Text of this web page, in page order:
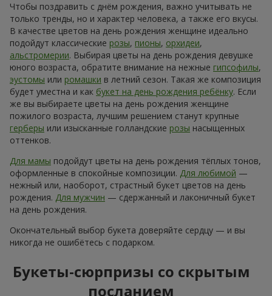
Чтобы поздравить с днём рождения, важно учитывать не
только тренды, но и характер человека, а также его вкусы.
В качестве цветов на день рождения женщине идеально
подойдут классические розы, пионы, орхидеи,
альстромерии. Выбирая цветы на день рождения девушке
юного возраста, обратите внимание на нежные гипсофилы,
эустомы или ромашки в летний сезон. Такая же композиция
будет уместна и как букет на день рождения ребёнку. Если
же вы выбираете цветы на день рождения женщине
пожилого возраста, лучшим решением станут крупные
герберы или изысканные голландские розы насыщенных
оттенков.
Для мамы подойдут цветы на день рождения тёплых тонов,
оформленные в спокойные композиции. Для любимой —
нежный или, наоборот, страстный букет цветов на день
рождения. Для мужчин — сдержанный и лаконичный букет
на день рождения.
Окончательный выбор букета доверяйте сердцу — и вы
никогда не ошибётесь с подарком.
Букеты-сюрпризы со скрытым
посланием